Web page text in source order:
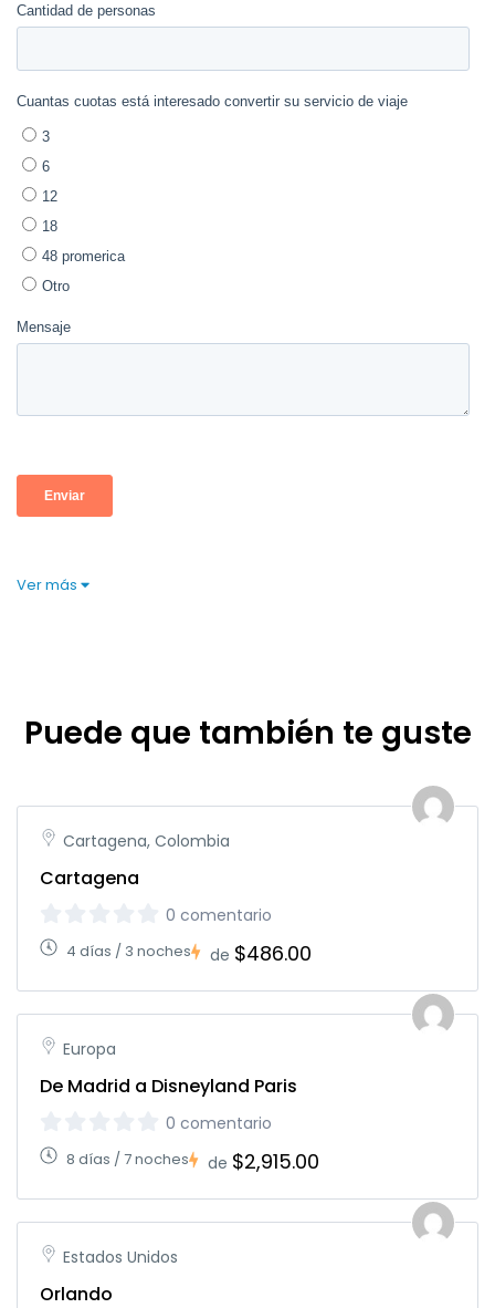
Ver más
Puede que también te guste
Cartagena, Colombia
Cartagena
0 comentario
4 días / 3 noches de $486.00
Europa
De Madrid a Disneyland Paris
0 comentario
8 días / 7 noches de $2,915.00
Estados Unidos
Orlando